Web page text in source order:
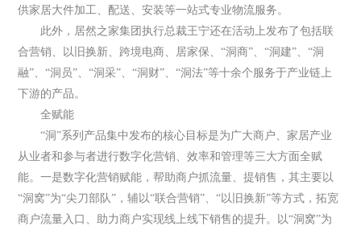
供家居大件加工、配送、安装等一站式专业物流服务。
此外，居然之家集团执行总裁王宁还在活动上发布了包括联
合营销、以旧换新、跨境电商、居家保、“洞商”、“洞建”、“洞
融”、“洞员”、“洞采”、“洞财”、“洞法”等十余个服务于产业链上
下游的产品。
全赋能
“洞”系列产品集中发布的核心目标是为广大商户、家居产业
从业者和参与者进行数字化营销、效率和管理等三大方面全赋
能。一是数字化营销赋能，帮助商户抓流量、提销售，其主要以
“洞窝”为“尖刀部队”，辅以“联合营销”、“以旧换新”等方式，拓宽
商户流量入口、助力商户实现线上线下销售的提升。以“洞窝”为